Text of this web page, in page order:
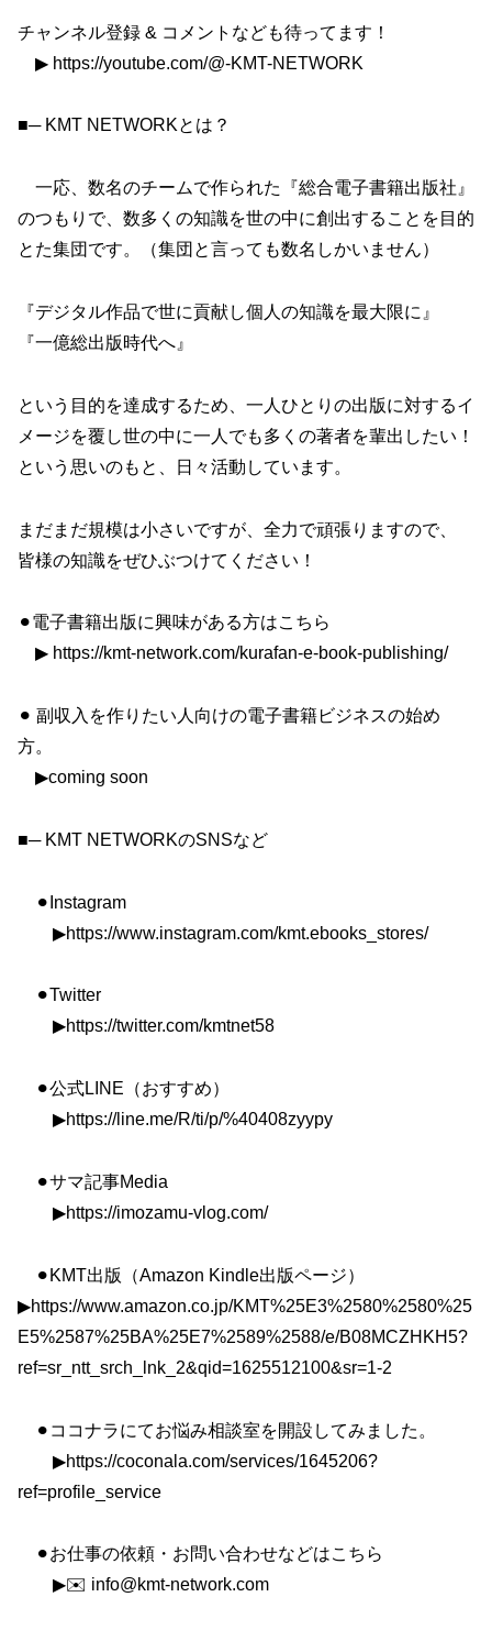
チャンネル登録 & コメントなども待ってます！
▶︎ https://youtube.com/@-KMT-NETWORK
■─ KMT NETWORKとは？
一応、数名のチームで作られた『総合電子書籍出版社』
のつもりで、数多くの知識を世の中に創出することを目的
とた集団です。（集団と言っても数名しかいません）
『デジタル作品で世に貢献し個人の知識を最大限に』
『一億総出版時代へ』
という目的を達成するため、一人ひとりの出版に対するイ
メージを覆し世の中に一人でも多くの著者を輩出したい！
という思いのもと、日々活動しています。
まだまだ規模は小さいですが、全力で頑張りますので、
皆様の知識をぜひぶつけてください！
⚫︎電子書籍出版に興味がある方はこちら
▶︎ https://kmt-network.com/kurafan-e-book-publishing/
⚫︎ 副収入を作りたい人向けの電子書籍ビジネスの始め
方。
▶︎coming soon
■─ KMT NETWORKのSNSなど
⚫︎Instagram
▶︎https://www.instagram.com/kmt.ebooks_stores/
⚫︎Twitter
▶︎https://twitter.com/kmtnet58
⚫︎公式LINE（おすすめ）
▶︎https://line.me/R/ti/p/%40408zyypy
⚫︎サマ記事Media
▶︎https://imozamu-vlog.com/
⚫︎KMT出版（Amazon Kindle出版ページ）
▶︎https://www.amazon.co.jp/KMT%25E3%2580%2580%25
E5%2587%25BA%25E7%2589%2588/e/B08MCZHKH5?
ref=sr_ntt_srch_lnk_2&qid=1625512100&sr=1-2
⚫︎ココナラにてお悩み相談室を開設してみました。
▶︎https://coconala.com/services/1645206?
ref=profile_service
⚫︎お仕事の依頼・お問い合わせなどはこちら
▶︎✉️ info@kmt-network.com